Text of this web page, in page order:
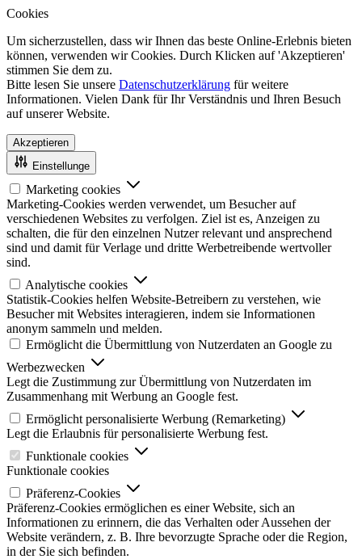
Cookies
Um sicherzustellen, dass wir Ihnen das beste Online-Erlebnis bieten
können, verwenden wir Cookies. Durch Klicken auf 'Akzeptieren'
stimmen Sie dem zu.
Bitte lesen Sie unsere Datenschutzerklärung für weitere
Informationen. Vielen Dank für Ihr Verständnis und Ihren Besuch
auf unserer Website.
Akzeptieren
Einstellunge
Marketing cookies
Marketing-Cookies werden verwendet, um Besucher auf
verschiedenen Websites zu verfolgen. Ziel ist es, Anzeigen zu
schalten, die für den einzelnen Nutzer relevant und ansprechend
sind und damit für Verlage und dritte Werbetreibende wertvoller
sind.
Analytische cookies
Statistik-Cookies helfen Website-Betreibern zu verstehen, wie
Besucher mit Websites interagieren, indem sie Informationen
anonym sammeln und melden.
Ermöglicht die Übermittlung von Nutzerdaten an Google zu
Werbezwecken
Legt die Zustimmung zur Übermittlung von Nutzerdaten im
Zusammenhang mit Werbung an Google fest.
Ermöglicht personalisierte Werbung (Remarketing)
Legt die Erlaubnis für personalisierte Werbung fest.
Funktionale cookies
Funktionale cookies
Präferenz-Cookies
Präferenz-Cookies ermöglichen es einer Website, sich an
Informationen zu erinnern, die das Verhalten oder Aussehen der
Website verändern, z. B. Ihre bevorzugte Sprache oder die Region,
in der Sie sich befinden.